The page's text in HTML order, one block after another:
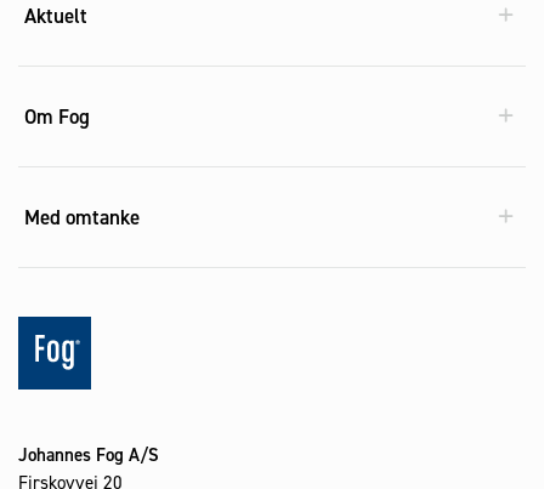
Aktuelt
Om Fog
Med omtanke
Johannes Fog A/S
Firskovvej 20